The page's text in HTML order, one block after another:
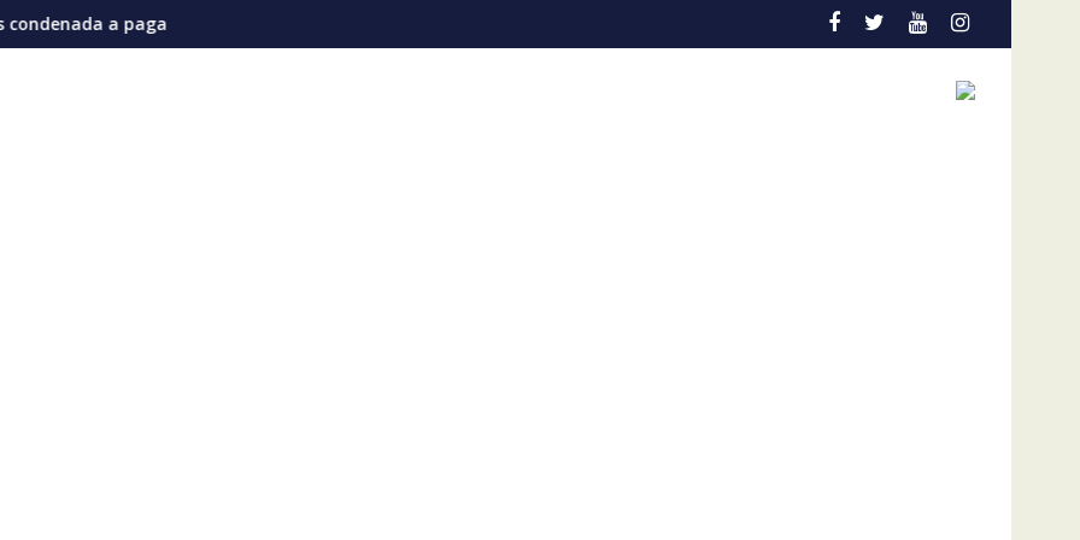
en la actual coyuntura
millones de dólares por afectaciones a la salud mental de los niños Gobierno y oposición de Venezuela instalan